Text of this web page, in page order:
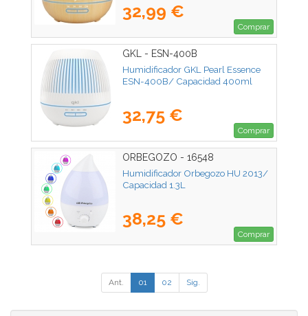
32,99 €
Comprar
GKL - ESN-400B
Humidificador GKL Pearl Essence
ESN-400B/ Capacidad 400ml
32,75 €
Comprar
ORBEGOZO - 16548
Humidificador Orbegozo HU 2013/
Capacidad 1.3L
38,25 €
Comprar
Ant. 01 02 Sig.